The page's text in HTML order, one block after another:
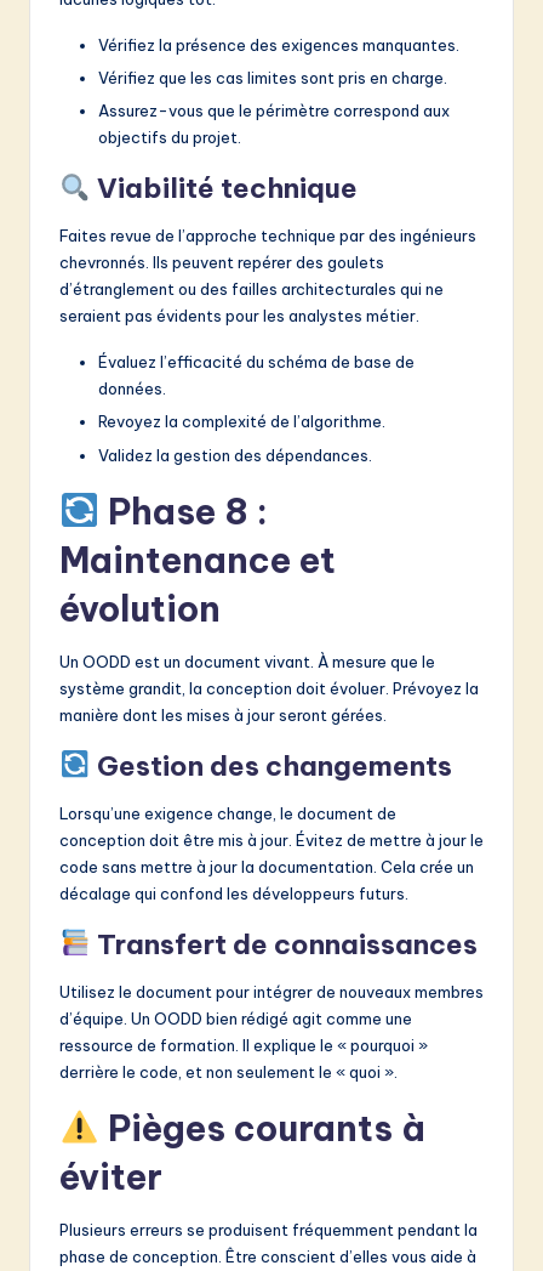
Vérifiez la présence des exigences manquantes.
Vérifiez que les cas limites sont pris en charge.
Assurez-vous que le périmètre correspond aux
objectifs du projet.
Viabilité technique
Faites revue de l’approche technique par des ingénieurs
chevronnés. Ils peuvent repérer des goulets
d’étranglement ou des failles architecturales qui ne
seraient pas évidents pour les analystes métier.
Évaluez l’efficacité du schéma de base de
données.
Revoyez la complexité de l’algorithme.
Validez la gestion des dépendances.
Phase 8 :
Maintenance et
évolution
Un OODD est un document vivant. À mesure que le
système grandit, la conception doit évoluer. Prévoyez la
manière dont les mises à jour seront gérées.
Gestion des changements
Lorsqu’une exigence change, le document de
conception doit être mis à jour. Évitez de mettre à jour le
code sans mettre à jour la documentation. Cela crée un
décalage qui confond les développeurs futurs.
Transfert de connaissances
Utilisez le document pour intégrer de nouveaux membres
d’équipe. Un OODD bien rédigé agit comme une
ressource de formation. Il explique le « pourquoi »
derrière le code, et non seulement le « quoi ».
Pièges courants à
éviter
Plusieurs erreurs se produisent fréquemment pendant la
phase de conception. Être conscient d’elles vous aide à